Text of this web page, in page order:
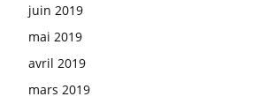
juin 2019
mai 2019
avril 2019
mars 2019